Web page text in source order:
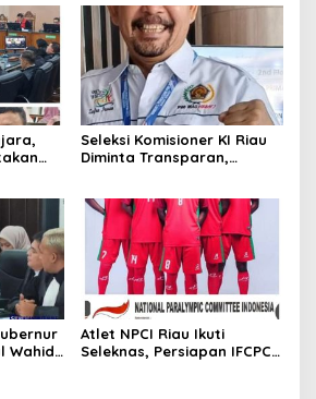
Infrastruktur Harus
Profesional dan Tepat
Waktu
Seleksi Komisioner KI Riau
Diminta Transparan,
Wahid
Atlet NPCI Riau Ikuti
Seleknas, Persiapan IFCPC